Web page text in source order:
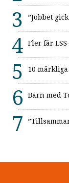
”Jobbet
Fler får
10
Barn med